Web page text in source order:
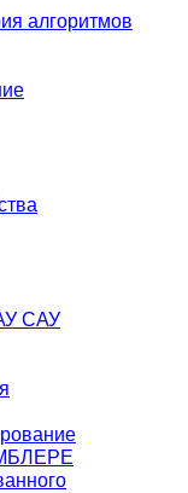
алгоритмов
САУ